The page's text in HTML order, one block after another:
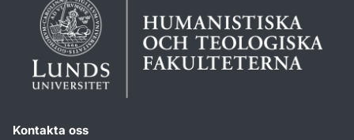
Kontakta oss